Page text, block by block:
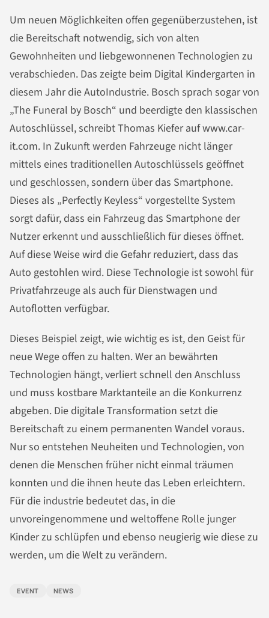
Um neuen Möglichkeiten offen gegenüberzustehen, ist
die Bereitschaft notwendig, sich von alten
Gewohnheiten und liebgewonnenen Technologien zu
verabschieden. Das zeigte beim Digital Kindergarten in
diesem Jahr die AutoIndustrie. Bosch sprach sogar von
„The Funeral by Bosch“ und beerdigte den klassischen
Autoschlüssel, schreibt Thomas Kiefer auf www.car-
it.com. In Zukunft werden Fahrzeuge nicht länger
mittels eines traditionellen Autoschlüssels geöffnet
und geschlossen, sondern über das Smartphone.
Dieses als „Perfectly Keyless“ vorgestellte System
sorgt dafür, dass ein Fahrzeug das Smartphone der
Nutzer erkennt und ausschließlich für dieses öffnet.
Auf diese Weise wird die Gefahr reduziert, dass das
Auto gestohlen wird. Diese Technologie ist sowohl für
Privatfahrzeuge als auch für Dienstwagen und
Autoflotten verfügbar.
Dieses Beispiel zeigt, wie wichtig es ist, den Geist für
neue Wege offen zu halten. Wer an bewährten
Technologien hängt, verliert schnell den Anschluss
und muss kostbare Marktanteile an die Konkurrenz
abgeben. Die digitale Transformation setzt die
Bereitschaft zu einem permanenten Wandel voraus.
Nur so entstehen Neuheiten und Technologien, von
denen die Menschen früher nicht einmal träumen
konnten und die ihnen heute das Leben erleichtern.
Für die industrie bedeutet das, in die
unvoreingenommene und weltoffene Rolle junger
Kinder zu schlüpfen und ebenso neugierig wie diese zu
werden, um die Welt zu verändern.
EVENT NEWS